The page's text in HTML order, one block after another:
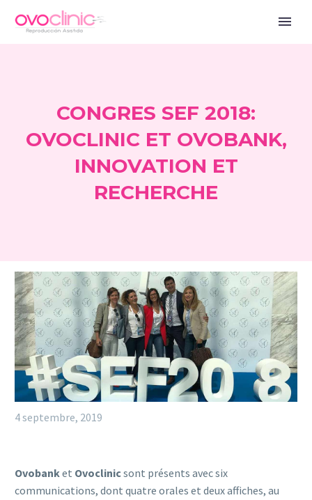
CONGRES SEF 2018:
OVOCLINIC ET OVOBANK,
INNOVATION ET
RECHERCHE
4 septembre, 2019
Ovobanket Ovoclinicsont présents avec six
communications, dont quatre orales et deux affiches, au